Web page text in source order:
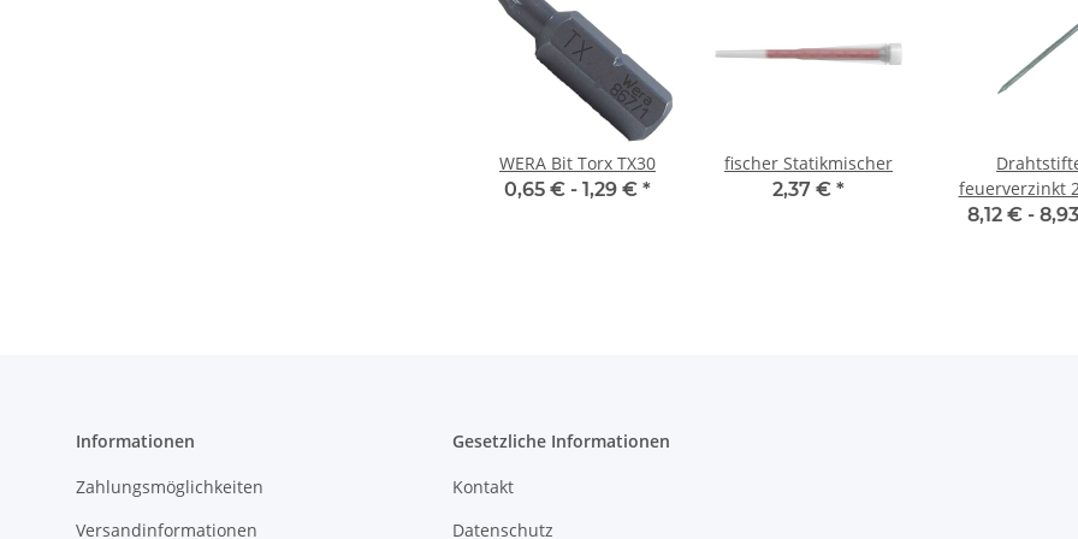
WERA Bit Torx TX30
0,65 € - 1,29 € *
fischer Statikmischer
2,37 € *
feuerverzinkt
mm (2,5
8,12 € -
Informationen
Zahlungsmöglichkeiten
Versandinformationen
Gesetzliche Informationen
Kontakt
Datenschutz